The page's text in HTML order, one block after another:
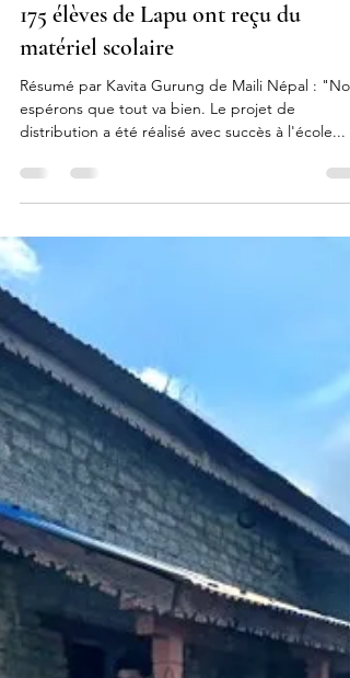
Cat Arlt
24 sept. 2024
matériel scolaire
Résumé par Kavita Gurung de Maili Népal :
distribution a été réalisé avec succès à l'école...